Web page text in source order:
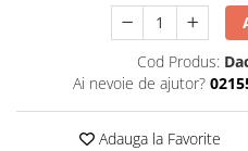
Cod Produs:
Ai nevoie de ajutor?
Adauga la Favorite